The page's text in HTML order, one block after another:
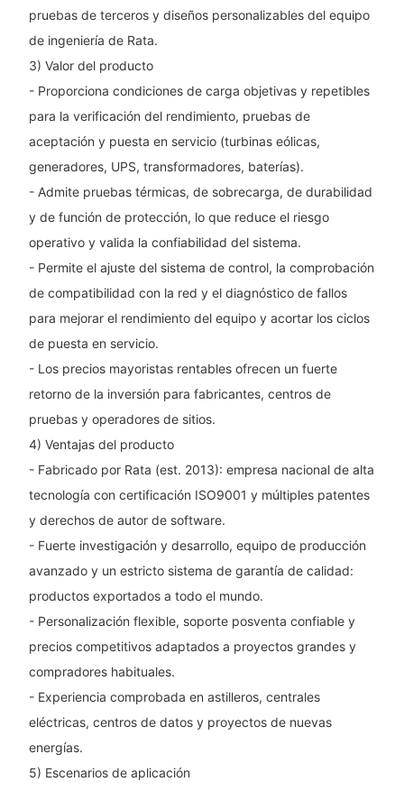
pruebas de terceros y diseños personalizables del equipo
de ingeniería de Rata.
3) Valor del producto
- Proporciona condiciones de carga objetivas y repetibles
para la verificación del rendimiento, pruebas de
aceptación y puesta en servicio (turbinas eólicas,
generadores, UPS, transformadores, baterías).
- Admite pruebas térmicas, de sobrecarga, de durabilidad
y de función de protección, lo que reduce el riesgo
operativo y valida la confiabilidad del sistema.
- Permite el ajuste del sistema de control, la comprobación
de compatibilidad con la red y el diagnóstico de fallos
para mejorar el rendimiento del equipo y acortar los ciclos
de puesta en servicio.
- Los precios mayoristas rentables ofrecen un fuerte
retorno de la inversión para fabricantes, centros de
pruebas y operadores de sitios.
4) Ventajas del producto
- Fabricado por Rata (est. 2013): empresa nacional de alta
tecnología con certificación ISO9001 y múltiples patentes
y derechos de autor de software.
- Fuerte investigación y desarrollo, equipo de producción
avanzado y un estricto sistema de garantía de calidad:
productos exportados a todo el mundo.
- Personalización flexible, soporte posventa confiable y
precios competitivos adaptados a proyectos grandes y
compradores habituales.
- Experiencia comprobada en astilleros, centrales
eléctricas, centros de datos y proyectos de nuevas
energías.
5) Escenarios de aplicación